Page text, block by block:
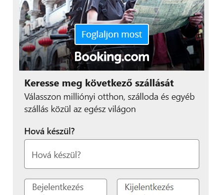
megbíztuk a tehetséges
Jayce Hallt, hogy állítsa
feje tetejére a
versenytársak
készülékeire árnyékot
vető negatív
értékeléseket, és hozzon
Valentin-napi szeretetet
és örömöt áraszt”.
A HONOR Magic7 Pro a fejlett HONOR AI Falcon